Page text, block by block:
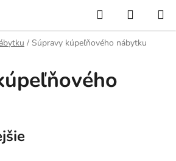
Hľadať
KOŠÍK
/ Súpravy kúpeľňového nábytku